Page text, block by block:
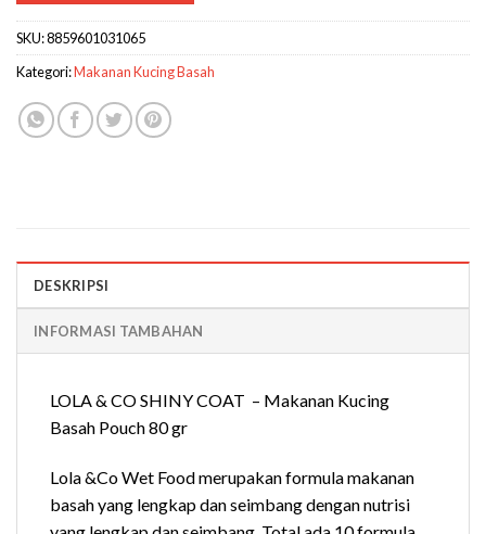
SKU:8859601031065
Kategori:Makanan Kucing Basah
DESKRIPSI
INFORMASI TAMBAHAN
LOLA & CO SHINY COAT – Makanan Kucing
Basah Pouch 80 gr
Lola &Co Wet Food merupakan formula makanan
basah yang lengkap dan seimbang dengan nutrisi